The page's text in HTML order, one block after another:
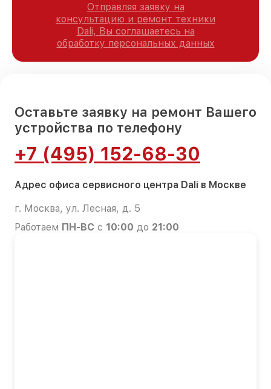
Отправляя заявку на
консультацию и ремонт техники
Dali, Вы соглашаетесь на
обработку персональных данных
Оставьте заявку на ремонт Вашего
устройства по телефону
+7 (495) 152-68-30
Адрес офиса сервисного центра Dali в Москве
г. Москва, ул. Лесная, д. 5
Работаем ПН-ВС с 10:00 до 21:00